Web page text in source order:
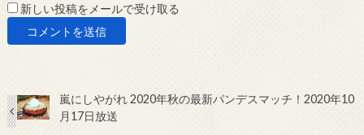
新しい投稿をメールで受け取る
嵐にしやがれ 2020年秋の最新パンデスマッチ！2020年10
月17日放送